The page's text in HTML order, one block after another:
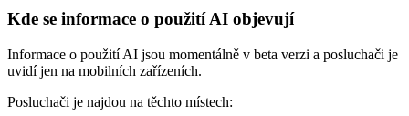
Kde se informace o použití AI objevují
Informace o použití AI jsou momentálně v beta verzi a posluchači je
uvidí jen na mobilních zařízeních.
Posluchači je najdou na těchto místech: